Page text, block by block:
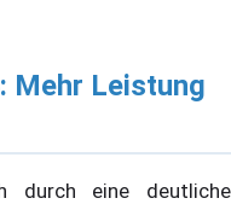
Mehr Leistung
durch eine deutliche